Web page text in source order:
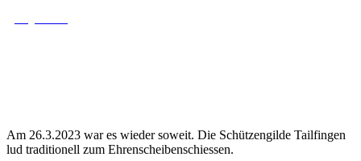
Am 26.3.2023 war es wieder soweit. Die Schützengilde Tailfingen
lud traditionell zum Ehrenscheibenschiessen.